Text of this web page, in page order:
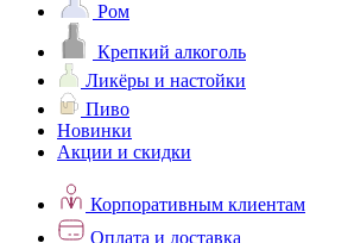
Ром
Крепкий алкоголь
Ликёры и настойки
Пиво
Новинки
Акции и скидки
Корпоративным клиентам
Оплата и доставка